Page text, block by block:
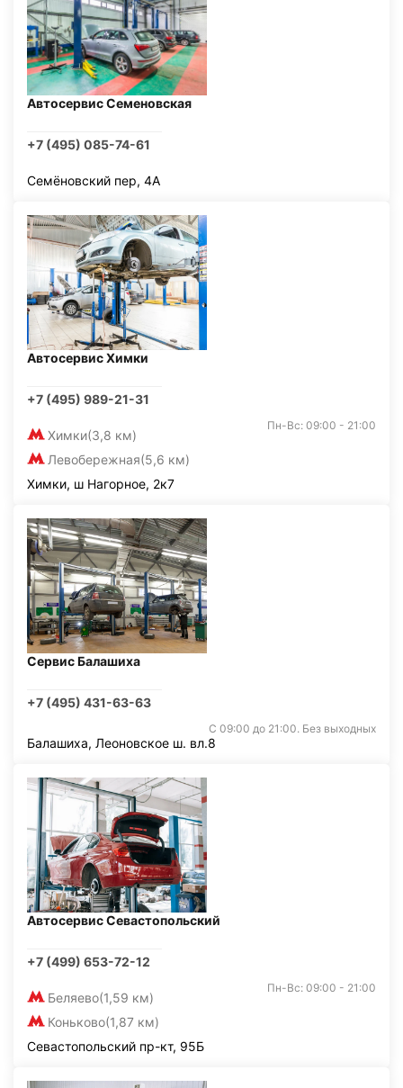
Автосервис Семеновская
+7 (495) 085-74-61
Семёновский пер, 4А
Автосервис Химки
+7 (495) 989-21-31
Химки(3,8 км)
Левобережная(5,6 км)
Пн-Вс: 09:00 - 21:00
Химки, ш Нагорное, 2к7
Сервис Балашиха
+7 (495) 431-63-63
С 09:00 до 21:00. Без выходных
Балашиха, Леоновское ш. вл.8
Автосервис Севастопольский
+7 (499) 653-72-12
Беляево(1,59 км)
Коньково(1,87 км)
Пн-Вс: 09:00 - 21:00
Севастопольский пр-кт, 95Б